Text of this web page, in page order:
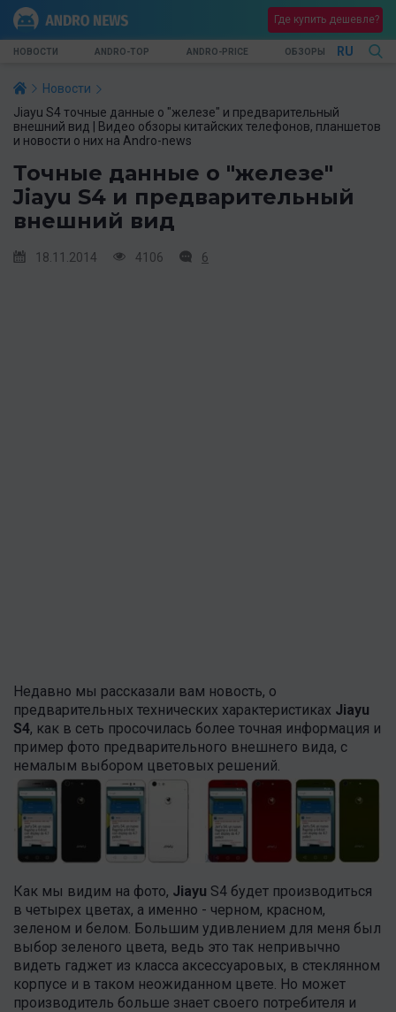
Где купить дешевле?
НОВОСТИ ANDRO-TOP ANDRO-PRICE ОБЗОРЫ RU
Новости
Jiayu S4 точные данные о "железе" и предварительный
внешний вид | Видео обзоры китайских телефонов, планшетов
и новости о них на Andro-news
Точные данные о "железе"
Jiayu S4 и предварительный
внешний вид
18.11.2014 4106 6
Недавно мы рассказали вам новость, о
предварительных технических характеристиках Jiayu
S4, как в сеть просочилась более точная информация и
пример фото предварительного внешнего вида, с
немалым выбором цветовых решений.
Как мы видим на фото, Jiayu S4 будет производиться
в четырех цветах, а именно - черном, красном,
зеленом и белом. Большим удивлением для меня был
выбор зеленого цвета, ведь это так непривычно
видеть гаджет из класса аксессуаровых, в стеклянном
корпусе и в таком неожиданном цвете. Но может
производитель больше знает своего потребителя и